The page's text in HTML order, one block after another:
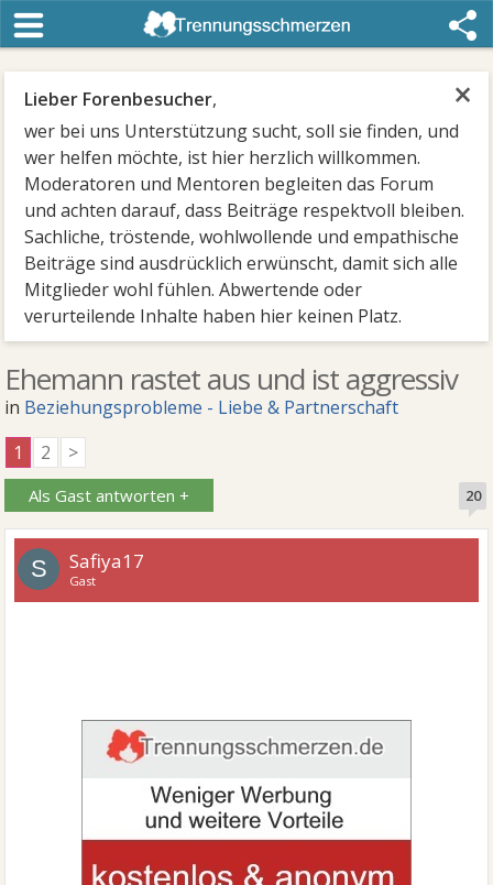
×
Lieber Forenbesucher,
wer bei uns Unterstützung sucht, soll sie finden, und
wer helfen möchte, ist hier herzlich willkommen.
Moderatoren und Mentoren begleiten das Forum
und achten darauf, dass Beiträge respektvoll bleiben.
Sachliche, tröstende, wohlwollende und empathische
Beiträge sind ausdrücklich erwünscht, damit sich alle
Mitglieder wohl fühlen. Abwertende oder
verurteilende Inhalte haben hier keinen Platz.
Ehemann rastet aus und ist aggressiv
in Beziehungsprobleme - Liebe & Partnerschaft
1
2 >
Als Gast antworten + 20
S Safiya17
Gast